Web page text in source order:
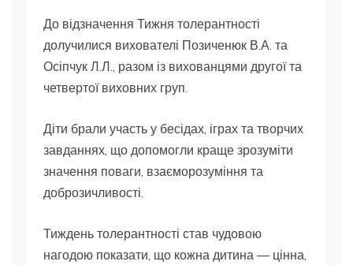
До відзначення Тижня толерантності
долучилися вихователі Позиченюк В.А. та
Осіпчук Л.Л., разом із вихованцями другої та
четвертої виховних груп.
Діти брали участь у бесідах, іграх та творчих
завданнях, що допомогли краще зрозуміти
значення поваги, взаєморозуміння та
доброзичливості.
Тиждень толерантності став чудовою
нагодою показати, що кожна дитина — цінна,